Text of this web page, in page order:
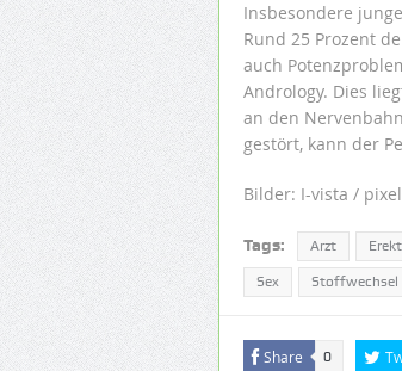
Insbesondere
Rund 25 Prozent
auch
Andrology. Dies
an den
gestört, kann der
Bilder: I-vista /
Tags: Arzt
Sex Stoffwechsel
Share 0